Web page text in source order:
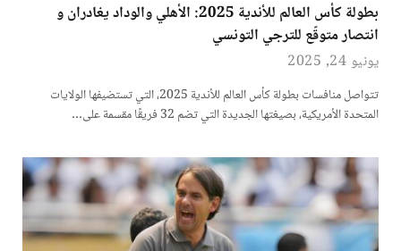
بطولة كأس العالم للأندية 2025: الأهلي والوداد يغادران و
انتصار متوقّع للترجي التونسي
يونيو 24, 2025
تتواصل منافسات بطولة كأس العالم للأندية 2025، التي تستضيفها الولايات
المتحدة الأمريكية، بصيغتها الجديدة التي تضم 32 فريقًا مقسمة على…